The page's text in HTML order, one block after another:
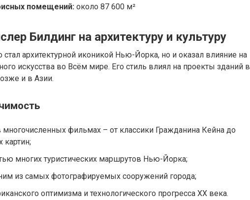
помещений: около 87 600 м²
Билдинг на архитектуру и культуру
стал архитектурной иконикой Нью-Йорка, но и оказал влияние на
искусства во Всём мире. Его стиль влиял на проекты зданий в
и в Азии.
многочисленных фильмах – от классики Гражданина Кейна до
картин;
многих туристических маршрутов Нью-Йорка;
из самых фотографируемых сооружений города;
оптимизма и технологического прогресса XX века.